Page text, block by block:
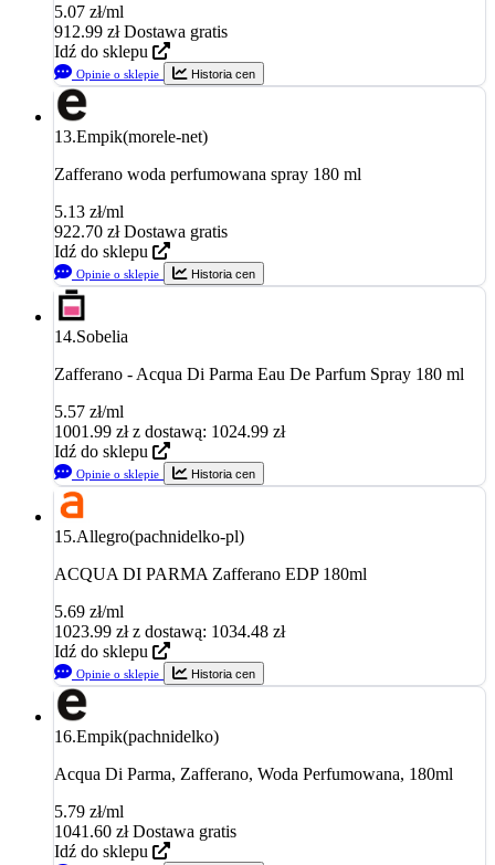
5.07 zł/ml
912.99 zł Dostawa gratis
Idź do sklepu
Opinie o sklepie Historia cen
13.Empik(morele-net)
Zafferano woda perfumowana spray 180 ml
5.13 zł/ml
922.70 zł Dostawa gratis
Idź do sklepu
Opinie o sklepie Historia cen
14.Sobelia
Zafferano - Acqua Di Parma Eau De Parfum Spray 180 ml
5.57 zł/ml
1001.99 zł z dostawą: 1024.99 zł
Idź do sklepu
Opinie o sklepie Historia cen
15.Allegro(pachnidelko-pl)
ACQUA DI PARMA Zafferano EDP 180ml
5.69 zł/ml
1023.99 zł z dostawą: 1034.48 zł
Idź do sklepu
Opinie o sklepie Historia cen
16.Empik(pachnidelko)
Acqua Di Parma, Zafferano, Woda Perfumowana, 180ml
5.79 zł/ml
1041.60 zł Dostawa gratis
Idź do sklepu